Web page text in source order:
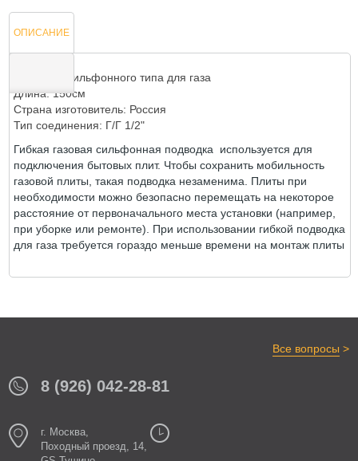
ОПИСАНИЕ
ОТЗЫВЫ
Подводка сильфонного типа для газа
Длина: 150см
Страна изготовитель: Россия
Тип соединения: Г/Г 1/2"
Гибкая газовая сильфонная подводка используется для
подключения бытовых плит. Чтобы сохранить мобильность
газовой плиты, такая подводка незаменима. Плиты при
необходимости можно безопасно перемещать на некоторое
расстояние от первоначального места установки (например,
при уборке или ремонте). При использовании гибкой подводка
для газа требуется гораздо меньше времени на монтаж плиты
Все вопросы >
8 (926) 042-28-81
г. Москва,
Походный проезд, 14,